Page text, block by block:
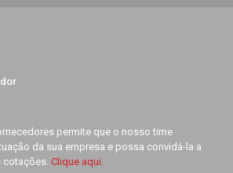
permite que o nosso time
da sua empresa e possa convidá-la a
cotações. Clique aqui.